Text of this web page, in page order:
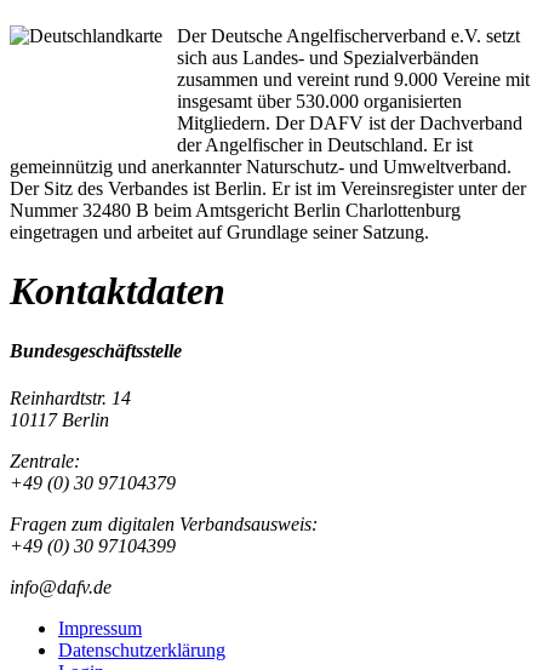
Der Deutsche Angelfischerverband e.V. setzt
sich aus Landes- und Spezialverbänden
zusammen und vereint rund 9.000 Vereine mit
insgesamt über 530.000 organisierten
Mitgliedern. Der DAFV ist der Dachverband
der Angelfischer in Deutschland. Er ist
gemeinnützig und anerkannter Naturschutz- und Umweltverband.
Der Sitz des Verbandes ist Berlin. Er ist im Vereinsregister unter der
Nummer 32480 B beim Amtsgericht Berlin Charlottenburg
eingetragen und arbeitet auf Grundlage seiner Satzung.
Kontaktdaten
Bundesgeschäftsstelle
Reinhardtstr. 14
10117 Berlin
Zentrale:
+49 (0) 30 97104379
Fragen zum digitalen Verbandsausweis:
+49 (0) 30 97104399
info@dafv.de
Impressum
Datenschutzerklärung